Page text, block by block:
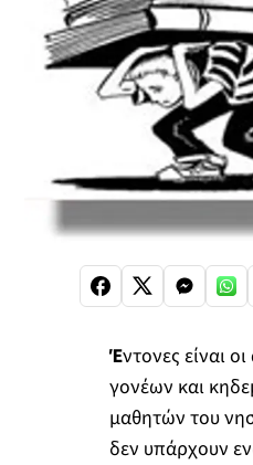
Έντονες είναι
γονέων και
μαθητών του
δεν υπάρχουν